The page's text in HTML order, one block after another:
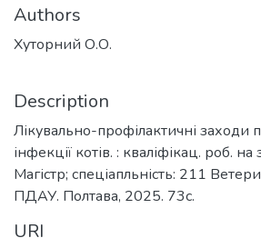
Authors
Хуторний О.О.
Description
Лікувально-профілактичні заходи
інфекції котів. : кваліфікац. роб.
Магістр; спеціапльність: 211
ПДАУ. Полтава, 2025. 73с.
URI